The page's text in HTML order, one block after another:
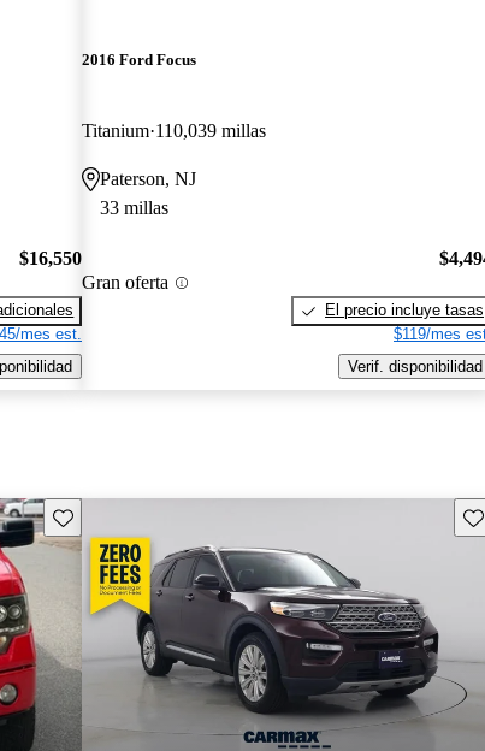
$16,550
mes est.
2016 Ford Focus
Titanium 110,039 millas
Paterson, NJ
33 millas
Gran oferta
El precio incluye tasas
$119/mes
Verif. disponibilidad
Guarda este Aviso